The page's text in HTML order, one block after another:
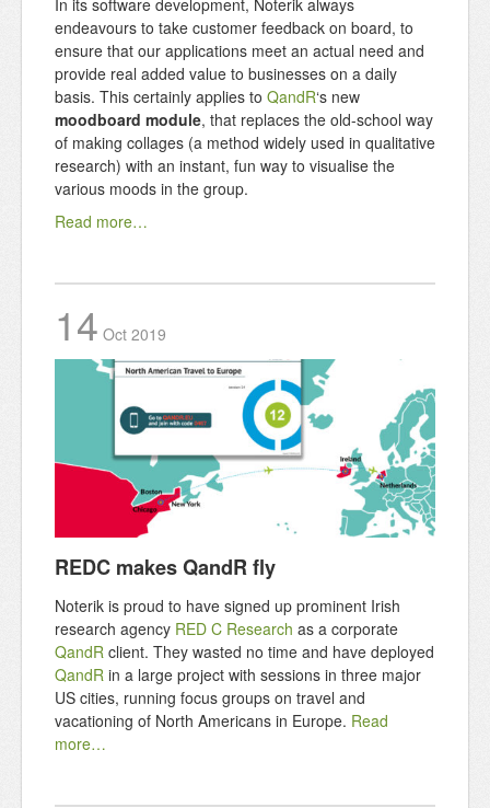
endeavours to take customer feedback on board, to
ensure that our applications meet an actual need and
provide real added value to businesses on a daily
basis. This certainly applies to QandR‘s new
moodboard module, that replaces the old-school way
of making collages (a method widely used in qualitative
research) with an instant, fun way to visualise the
various moods in the group.
Read more…
14 Oct 2019
REDC makes QandR fly
Noterik is proud to have signed up prominent Irish
research agency RED C Research as a corporate
QandR client. They wasted no time and have deployed
QandR in a large project with sessions in three major
US cities, running focus groups on travel and
vacationing of North Americans in Europe. Read
more…